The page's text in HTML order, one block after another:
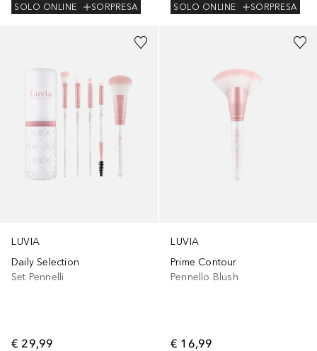
SOLO ONLINE
SORPRESA
SOLO ONLINE
SORPRESA
LUVIA
Daily Selection
Set Pennelli
€ 29,99
LUVIA
Prime Contour
Pennello Blush
€ 16,99